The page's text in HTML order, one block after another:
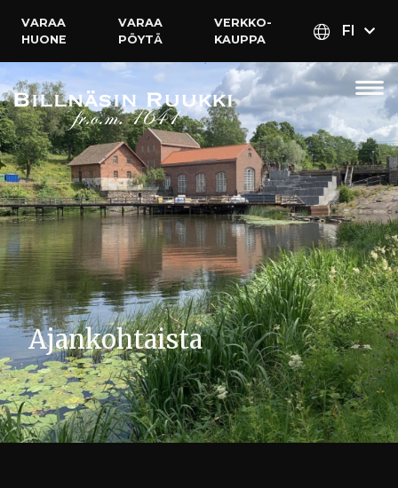
VARAA
HUONE
VARAA
PÖYTÄ
VERKKO­
KAUPPA
FI
Ajankohtaista